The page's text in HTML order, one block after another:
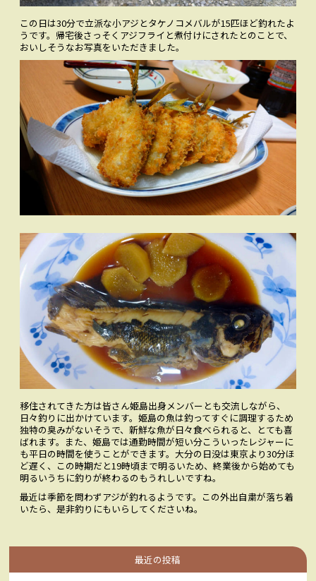
この日は30分で立派な小アジとタケノコメバルが15匹ほど釣れたよ
うです。帰宅後さっそくアジフライと煮付けにされたとのことで、
おいしそうなお写真をいただきました。
移住されてきた方は皆さん姫島出身メンバーとも交流しながら、
日々釣りに出かけています。姫島の魚は釣ってすぐに調理するため
独特の臭みがないそうで、新鮮な魚が日々食べられると、とても喜
ばれます。また、姫島では通勤時間が短い分こういったレジャーに
も平日の時間を使うことができます。大分の日没は東京より30分ほ
ど遅く、この時期だと19時頃まで明るいため、終業後から始めても
明るいうちに釣りが終わるのもうれしいですね。
最近は季節を問わずアジが釣れるようです。この外出自粛が落ち着
いたら、是非釣りにもいらしてくださいね。
最近の投稿